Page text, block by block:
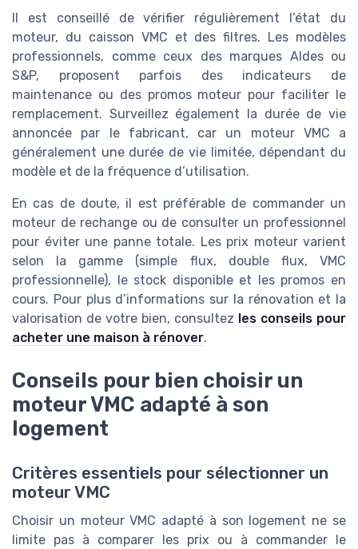
Il est conseillé de vérifier régulièrement l’état du
moteur, du caisson VMC et des filtres. Les modèles
professionnels, comme ceux des marques Aldes ou
S&P, proposent parfois des indicateurs de
maintenance ou des promos moteur pour faciliter le
remplacement. Surveillez également la durée de vie
annoncée par le fabricant, car un moteur VMC a
généralement une durée de vie limitée, dépendant du
modèle et de la fréquence d’utilisation.
En cas de doute, il est préférable de commander un
moteur de rechange ou de consulter un professionnel
pour éviter une panne totale. Les prix moteur varient
selon la gamme (simple flux, double flux, VMC
professionnelle), le stock disponible et les promos en
cours. Pour plus d’informations sur la rénovation et la
valorisation de votre bien, consultez les conseils pour
acheter une maison à rénover.
Conseils pour bien choisir un
moteur VMC adapté à son
logement
Critères essentiels pour sélectionner un
moteur VMC
Choisir un moteur VMC adapté à son logement ne se
limite pas à comparer les prix ou à commander le